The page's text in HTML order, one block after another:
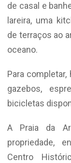
de casal e
lareira, uma
de terraços ao
oceano.
Para
gazebos,
bicicletas
A Praia da
propriedade,
Centro